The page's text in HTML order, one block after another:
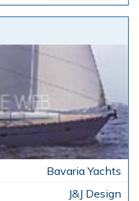
Bavaria Yachts
J&J Design